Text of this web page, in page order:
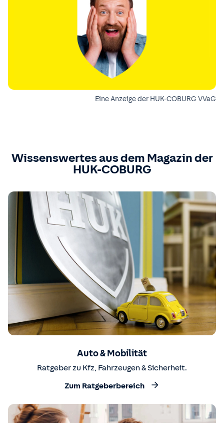
Eine Anzeige der HUK-COBURG VVaG
Wissenswertes aus dem Magazin der
HUK-COBURG
Auto & Mobilität
Ratgeber zu Kfz, Fahrzeugen & Sicherheit.
Zum Ratgeberbereich